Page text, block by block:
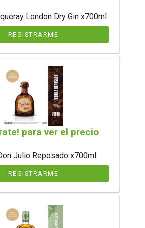
London Dry Gin x700ml
REGISTRARME
para ver el precio
Julio Reposado x700ml
REGISTRARME